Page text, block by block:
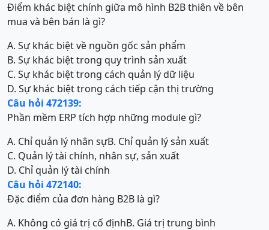
Điểm khác biệt chính giữa mô hình B2B thiên về bên
mua và bên bán là gì?
A. Sự khác biệt về nguồn gốc sản phẩm
B. Sự khác biệt trong quy trình sản xuất
C. Sự khác biệt trong cách quản lý dữ liệu
D. Sự khác biệt trong cách tiếp cận thị trường
Câu hỏi 472139:
Phần mềm ERP tích hợp những module gì?
A. Chỉ quản lý nhân sựB. Chỉ quản lý sản xuất
C. Quản lý tài chính, nhân sự, sản xuất
D. Chỉ quản lý tài chính
Câu hỏi 472140:
Đặc điểm của đơn hàng B2B là gì?
A. Không có giá trị cố địnhB. Giá trị trung bình